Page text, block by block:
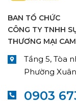
BAN TỔ CHỨC
CÔNG TY TNHH
THƯƠNG MẠI
Tầng 5, Tòa
Phường
0903